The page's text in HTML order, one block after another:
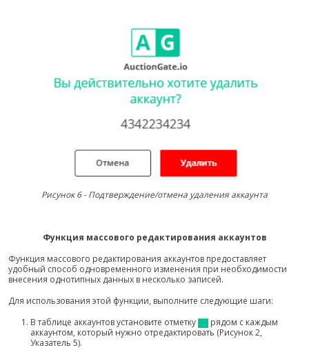
Рисунок 6 - Подтверждение/отмена удаления аккаунта
Функция массового редактирования аккаунтов
Функция массового редактирования аккаунтов предоставляет
удобный способ одновременного изменения при необходимости
внесения однотипных данных в несколько записей.
Для использования этой функции, выполните следующие шаги:
В таблице аккаунтов установите отметку
рядом с каждым
аккаунтом, который нужно отредактировать (Рисунок 2,
Указатель 5).